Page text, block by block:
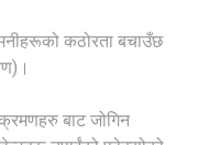
कठोरता बचाउँछ
बाट जोगिन